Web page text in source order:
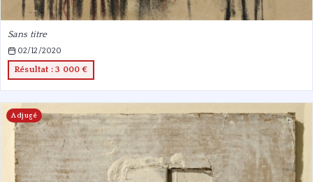
Sans titre
02/12/2020
Résultat : 3 000 €
Adjugé